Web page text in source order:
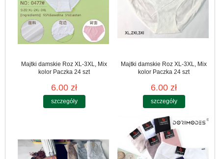
Majtki damskie Roz XL-3XL, Mix
kolor Paczka 24 szt
6.00 zł
szczegóły
Majtki damskie Roz XL-3XL, Mix
kolor Paczka 24 szt
6.00 zł
szczegóły